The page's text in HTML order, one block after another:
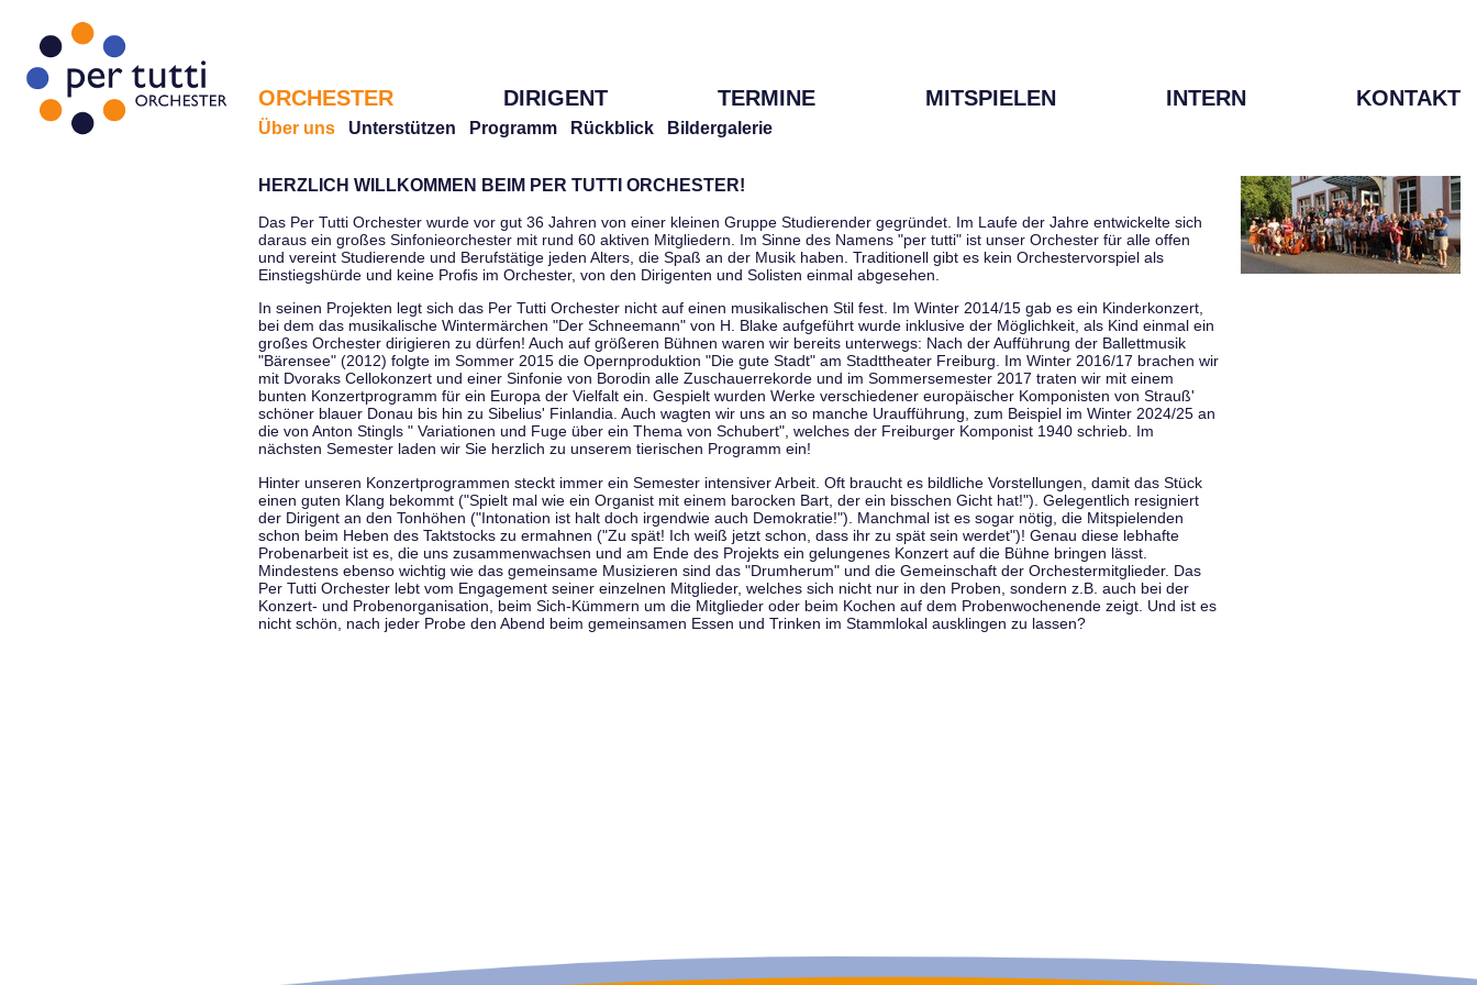
ORCHESTER DIRIGENT TERMINE MITSPIELEN INTERN KONTAKT
Über uns Unterstützen Programm Rückblick Bildergalerie
HERZLICH WILLKOMMEN BEIM PER TUTTI ORCHESTER!
Das Per Tutti Orchester wurde vor gut 36 Jahren von einer kleinen Gruppe Studierender gegründet. Im Laufe der Jahre entwickelte sich
daraus ein großes Sinfonieorchester mit rund 60 aktiven Mitgliedern. Im Sinne des Namens "per tutti" ist unser Orchester für alle offen
und vereint Studierende und Berufstätige jeden Alters, die Spaß an der Musik haben. Traditionell gibt es kein Orchestervorspiel als
Einstiegshürde und keine Profis im Orchester, von den Dirigenten und Solisten einmal abgesehen.
In seinen Projekten legt sich das Per Tutti Orchester nicht auf einen musikalischen Stil fest. Im Winter 2014/15 gab es ein Kinderkonzert,
bei dem das musikalische Wintermärchen "Der Schneemann" von H. Blake aufgeführt wurde inklusive der Möglichkeit, als Kind einmal ein
großes Orchester dirigieren zu dürfen! Auch auf größeren Bühnen waren wir bereits unterwegs: Nach der Aufführung der Ballettmusik
"Bärensee" (2012) folgte im Sommer 2015 die Opernproduktion "Die gute Stadt" am Stadttheater Freiburg. Im Winter 2016/17 brachen wir
mit Dvoraks Cellokonzert und einer Sinfonie von Borodin alle Zuschauerrekorde und im Sommersemester 2017 traten wir mit einem
bunten Konzertprogramm für ein Europa der Vielfalt ein. Gespielt wurden Werke verschiedener europäischer Komponisten von Strauß'
schöner blauer Donau bis hin zu Sibelius' Finlandia. Auch wagten wir uns an so manche Uraufführung, zum Beispiel im Winter 2024/25 an
die von Anton Stingls " Variationen und Fuge über ein Thema von Schubert", welches der Freiburger Komponist 1940 schrieb. Im
nächsten Semester laden wir Sie herzlich zu unserem tierischen Programm ein!
Hinter unseren Konzertprogrammen steckt immer ein Semester intensiver Arbeit. Oft braucht es bildliche Vorstellungen, damit das Stück
einen guten Klang bekommt ("Spielt mal wie ein Organist mit einem barocken Bart, der ein bisschen Gicht hat!"). Gelegentlich resigniert
der Dirigent an den Tonhöhen ("Intonation ist halt doch irgendwie auch Demokratie!"). Manchmal ist es sogar nötig, die Mitspielenden
schon beim Heben des Taktstocks zu ermahnen ("Zu spät! Ich weiß jetzt schon, dass ihr zu spät sein werdet")! Genau diese lebhafte
Probenarbeit ist es, die uns zusammenwachsen und am Ende des Projekts ein gelungenes Konzert auf die Bühne bringen lässt.
Mindestens ebenso wichtig wie das gemeinsame Musizieren sind das "Drumherum" und die Gemeinschaft der Orchestermitglieder. Das
Per Tutti Orchester lebt vom Engagement seiner einzelnen Mitglieder, welches sich nicht nur in den Proben, sondern z.B. auch bei der
Konzert- und Probenorganisation, beim Sich-Kümmern um die Mitglieder oder beim Kochen auf dem Probenwochenende zeigt. Und ist es
nicht schön, nach jeder Probe den Abend beim gemeinsamen Essen und Trinken im Stammlokal ausklingen zu lassen?